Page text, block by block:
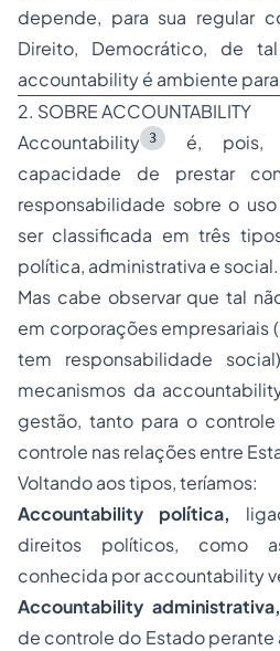
depende, para sua regular
Direito, Democrático, de
accountabilityé ambiente
2. SOBREACCOUNTABILITY
Accountability 3
é, pois,
capacidade de prestar
responsabilidade sobre o
ser classificada em três
política, administrativa e social.
Mas cabe observar que tal
em corporações empresariais
tem responsabilidade
mecanismos da
gestão, tanto para o
controle nas relações entre
Voltando aos tipos, teríamos:
Accountability política,
direitos políticos, como
conhecida poraccountability
Accountability administrativa,
de controle do Estado perante